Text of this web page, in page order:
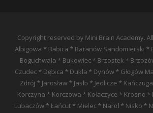
Copyright reserved by Mini Brain Academy.
Albigowa * Babica * Baranów Sandomierski *
Boguchwała * Bukowiec * Brzostek *
Czudec * Dębica * Dukla * Dynów * Głogów
Zdrój * Jarosław * Jasło * Jedlicze *
Korczyna * Korczowa * Kołaczyce * Krosno
Lubaczów * Łańcut * Mielec * Narol * Nisko *